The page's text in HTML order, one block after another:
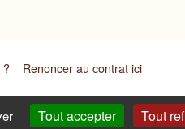
? Renoncer au contrat ici
les Baronnies (France) Tel :
Tout accepter Tout